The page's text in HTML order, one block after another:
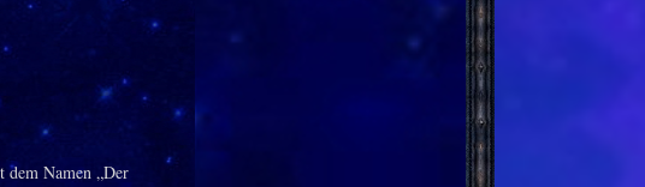
dem Namen „Der